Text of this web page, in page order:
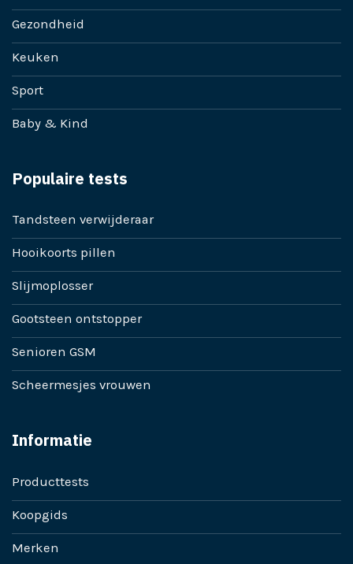
Gezondheid
Keuken
Sport
Baby & Kind
Populaire tests
Tandsteen verwijderaar
Hooikoorts pillen
Slijmoplosser
Gootsteen ontstopper
Senioren GSM
Scheermesjes vrouwen
Informatie
Producttests
Koopgids
Merken